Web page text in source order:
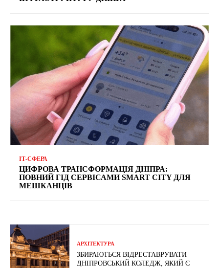
ІТ-СФЕРА
ЦИФРОВА ТРАНСФОРМАЦІЯ ДНІПРА:
ПОВНИЙ ГІД СЕРВІСАМИ SMART CITY ДЛЯ
МЕШКАНЦІВ
АРХІТЕКТУРА
ЗБИРАЮТЬСЯ ВІДРЕСТАВРУВАТИ
ДНІПРОВСЬКИЙ КОЛЕДЖ, ЯКИЙ Є